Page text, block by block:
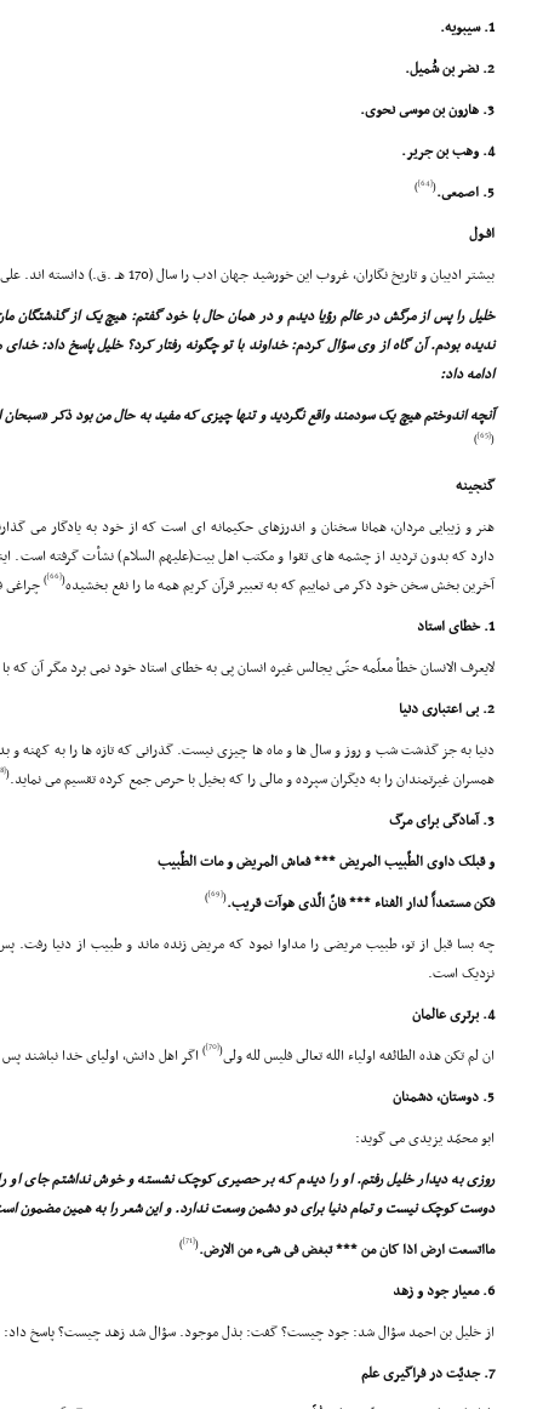
1. سیبویه.
2. نضر بن شُمیل.
3. هارون بن موسى نحوى.
4. وهب بن جریر.
5. اصمعى.
(
[64]
)
افـول
بیشتر ادیبان و تاریخ نگاران، غروب این خورشید جهان ادب را سال (170 هـ .ق.) دانسته اند. على بن نصر مى گوید:
خلیل را پس از مرگش در عالم رؤیا دیدم و در همان حال با خود گفتم: هیچ یک از گذشتگان
ندیده بودم. آن گاه از وى سؤال کردم: خداوند با تو چگونه رفتار کرد؟ خلیل پاسخ داد:
ادامه داد:
آنچه اندوختم هیچ یک سودمند واقع نگردید و تنها چیزى که مفید به حال من بود ذکر «سبحان
(
[65]
)
گنجینه
هنر و زیبایى مردان، همانا سخنان و اندرزهاى حکیمانه اى است که از خود به یادگار مى
دارد که بدون تردید از چشمه هاى تقوا و مکتب اهل بیت(علیهم السلام) نشأت گرفته است.
آخرین بخش سخن خود ذکر مى نماییم که به تعبیر قرآن کریم همه ما را نفع بخشیده(
[66]
)چراغى
1. خطاى استاد
لایعرف الانسان خطأ معلّمه حتّى یجالس غیره انسان پى به خطاى استاد خود نمى برد مگر آن که
2. بى اعتبارى دنیا
دنیا به جز گذشت شب و روز و سال ها و ماه ها چیزى نیست. گذرانى که تازه ها را به کهنه و
همسران غیرتمندان را به دیگران سپرده و مالى را که بخیل با حرص جمع کرده تقسیم مى نماید.(
[68]
3. آمادگى براى مرگ
و قبلک داوى الطّبیب المریض *** فعاش المریض و مات الطّبیب
فکن مستعداً لدار الفناء *** فانّ الّذى هوآت قریب.(
[69]
)
چه بسا قبل از تو، طبیب مریضى را مداوا نمود که مریض زنده ماند و طبیب از دنیا رفت.
نزدیک است.
4. برترى عالمان
ان لم تکن هذه الطائفه اولیاء الله تعالى فلیس لله ولى(
[70]
) اگر اهل دانش، اولیاى خدا نباشند
5. دوستان، دشمنان
ابو محمّد یزیدى مى گوید:
روزى به دیدار خلیل رفتم. او را دیدم که بر حصیرى کوچک نشسته و خوش نداشتم جاى او
دوست کوچک نیست و تمام دنیا براى دو دشمن وسعت ندارد. و این شعر را به همین مضمون
مااتسعت ارض اذا کان من *** تبغض فى شىء من الارض.(
[71]
)
6. معیار جود و زهد
از خلیل بن احمد سؤال شد: جود چیست؟ گفت: بذل موجود. سؤال شد زهد چیست؟ پاسخ داد:
7. جدیّت در فراگیرى علم